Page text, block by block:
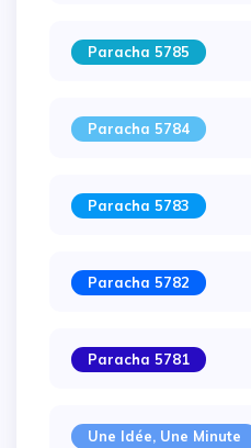
Paracha 5785
Paracha 5784
Paracha 5783
Paracha 5782
Paracha 5781
Une Idée, Une Minute